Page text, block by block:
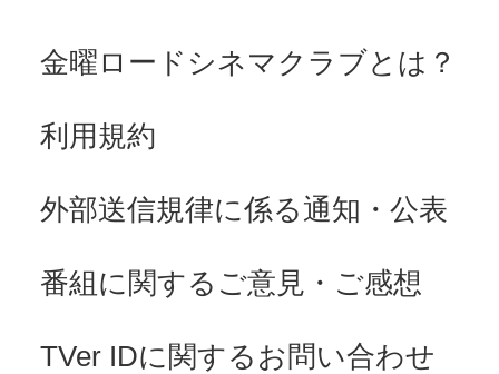
金曜ロードシネマクラブとは？
利用規約
外部送信規律に係る通知・公表
番組に関するご意見・ご感想
TVer IDに関するお問い合わせ